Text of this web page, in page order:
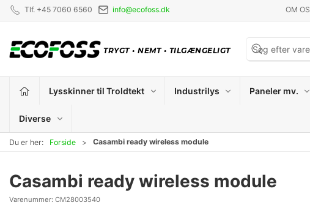
Tlf. +45 7060 6560 info@ecofoss.dk OM OS
TRYGT • NEMT • TILGÆNGELIGT
Lysskinner til Troldtekt Industrilys Paneler mv.
Diverse
Du er her: Forside Casambi ready wireless module
Casambi ready wireless module
Varenummer: CM28003540